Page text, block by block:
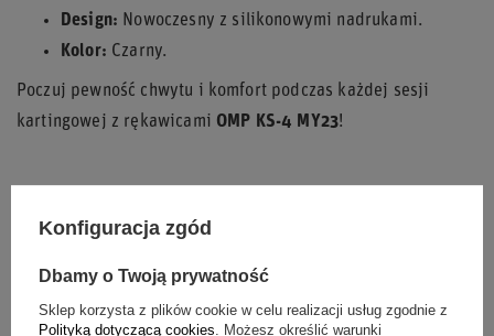
Design: Nowoczesny z silikonowymi nadrukami.
Kolor: Czarny.
Poczuj pewność chwytu i komfort podczas każdej sesji
kartingowej z rękawicami OMP KS-4 MY23!
Kategoria Rękawiczki
Kolor Czarny
Konfiguracja zgód
Dbamy o Twoją prywatność
Sklep korzysta z plików cookie w celu realizacji usług zgodnie z
Polityką dotyczącą cookies. Możesz określić warunki